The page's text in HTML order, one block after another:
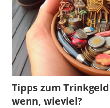
Tipps zum
wenn, wieviel?